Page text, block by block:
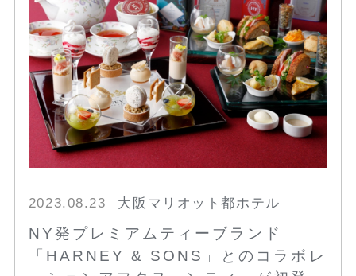
2023.08.23 大阪マリオット都ホテル
NY発プレミアムティーブランド
「HARNEY & SONS」とのコラボレ